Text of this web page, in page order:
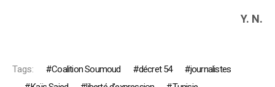
Y. N.
Tags: Coalition Soumoud décret 54
journalistes